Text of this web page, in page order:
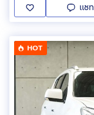
แชท
HOT